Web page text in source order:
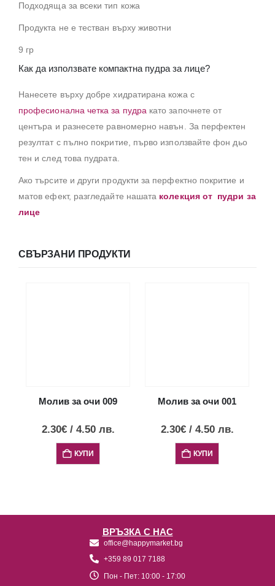
Подходяща за всеки тип кожа
Продукта не е тестван върху животни
9 гр
Как да използвате компактна пудра за лице?
Нанесете върху добре хидратирана кожа с
професионална четка за пудракато започнете от
центъра и разнесете равномерно навън. За перфектен
резултат с пълно покритие, първо използвайте фон дьо
тен и след това пудрата.
Ако търсите и други продукти за перфектно покритие и
матов ефект, разгледайте нашата колекция от пудри за
лице
СВЪРЗАНИ ПРОДУКТИ
Молив за очи 009
2.30€ / 4.50 лв.
КУПИ
Молив за очи 001
2.30€ / 4.50 лв.
КУПИ
ВРЪЗКА С НАС
office@happymarket.bg
+359 89 017 7188
Пон - Пет: 10:00 - 17:00